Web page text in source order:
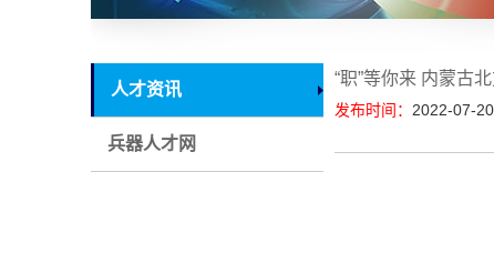
人才资讯
兵器人才网
“职”等你来 内蒙古
发布时间： 2022-07-20